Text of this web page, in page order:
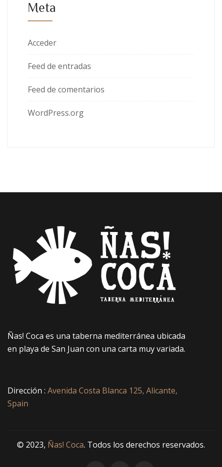
Meta
Acceder
Feed de entradas
Feed de comentarios
WordPress.org
Ñas! Coca es una taberna mediterránea ubicada
en playa de San Juan con una carta muy variada.
Dirección : Avenida Costa Blanca 125, Alicante,
Spain
© 2023, Ñas! Coca. Todos los derechos reservados.